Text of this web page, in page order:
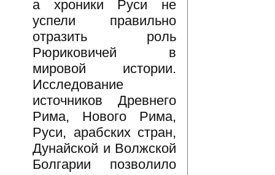
а хроники Руси не
успели правильно
отразить роль
Рюриковичей в
мировой истории.
Исследование
источников Древнего
Рима, Нового Рима,
Руси, арабских стран,
Дунайской и Волжской
Болгарии позволило